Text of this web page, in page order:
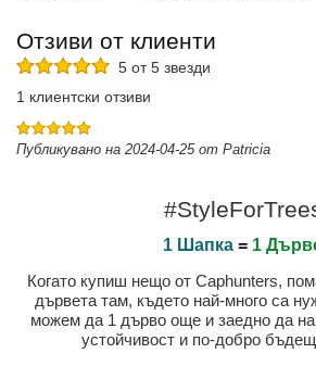
Отзиви от клиенти
5 от 5 звезди
1 клиентски отзиви
Публикувано на 2024-04-25 от Patricia
1 Шапка = 1
Когато купиш нещо от Caphunters,
дървета там, където най-много са
можем да 1 дърво още и заедно да
устойчивост и по-добро